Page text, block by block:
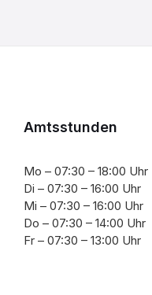
Amtsstunden
Mo – 07:30 – 18:00 Uhr
Di – 07:30 – 16:00 Uhr
Mi – 07:30 – 16:00 Uhr
Do – 07:30 – 14:00 Uhr
Fr – 07:30 – 13:00 Uhr